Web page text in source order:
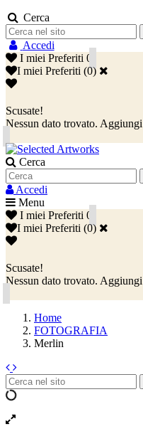
Cerca
Accedi
I miei Preferiti 0
I miei Preferiti (0)
Scusate!
Nessun dato trovato.
Cerca
Accedi
Menu
I miei Preferiti 0
I miei Preferiti (0)
Scusate!
Nessun dato trovato.
Home
FOTOGRAFIA
Merlin